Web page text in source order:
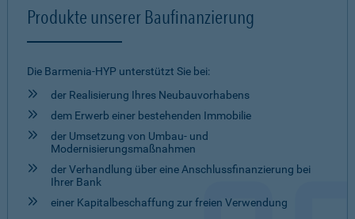
Produkte unserer Baufinanzierung
Die Barmenia-HYP unterstützt Sie bei:
der Realisierung Ihres Neubauvorhabens
dem Erwerb einer bestehenden Immobilie
der Umsetzung von Umbau- und
Modernisierungsmaßnahmen
der Verhandlung über eine Anschlussfinanzierung bei
Ihrer Bank
einer Kapitalbeschaffung zur freien Verwendung